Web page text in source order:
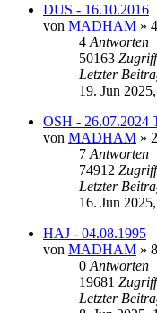
DUS - 16.10.2016
von MADHAM »
4 Antworten
50163
Letzter
19. Jun
OSH - 26.07.2024
von MADHAM »
7 Antworten
74912
Letzter
16. Jun
HAJ - 04.08.1995
von MADHAM »
0 Antworten
19681
Letzter